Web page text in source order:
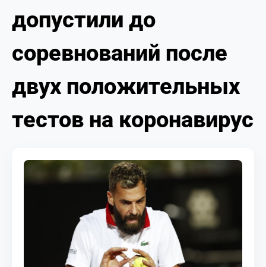
ДОКУМЕНТЫ
ПЕРСОНАЛИИ
UZ-PIN
допустили до
соревнований после
двух положительных
тестов на коронавирус